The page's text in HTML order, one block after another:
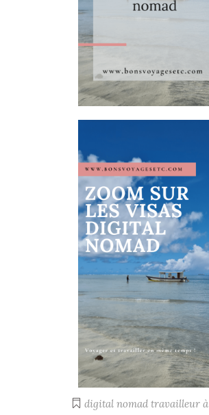
digital nomad travailleur à